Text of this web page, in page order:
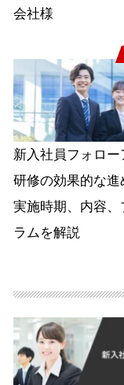
会社様
新入社員フォロー
研修の効果的な進
実施時期、内容、
ラムを解説